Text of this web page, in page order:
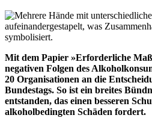
Mit dem Papier »Erforderliche
negativen Folgen des
20 Organisationen an die
Bundestags. So ist ein breites
entstanden, das einen besseren
alkoholbedingten Schäden fordert.